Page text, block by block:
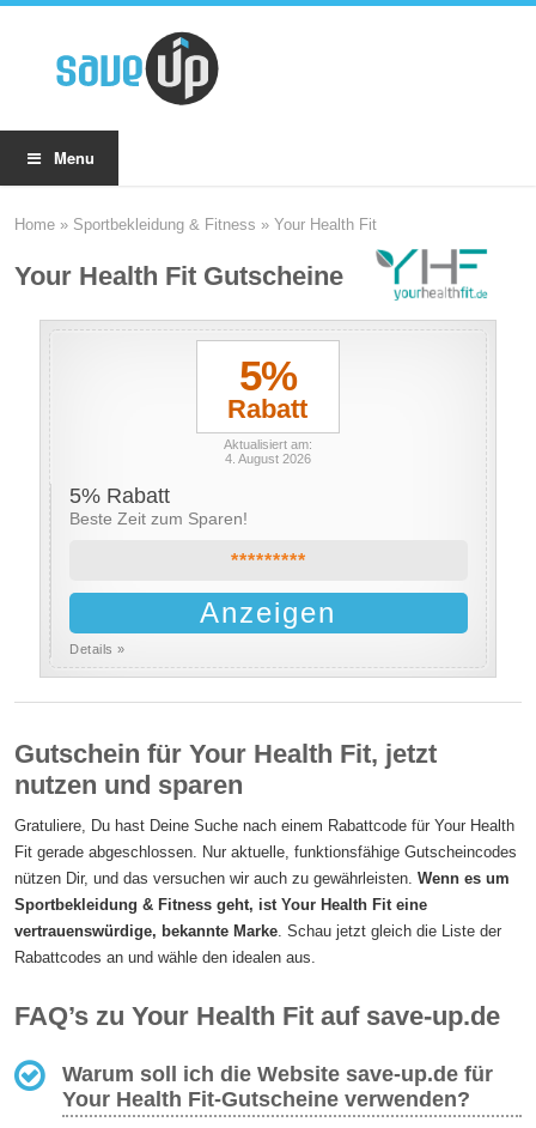
Menu
Home » Sportbekleidung & Fitness »Your Health Fit
Your Health Fit Gutscheine
5%
Rabatt
Aktualisiert am:
4. August 2026
5% Rabatt
Beste Zeit zum Sparen!
*********
Anzeigen
Details »
Gutschein für Your Health Fit, jetzt
nutzen und sparen
Gratuliere, Du hast Deine Suche nach einem Rabattcode für Your Health
Fit gerade abgeschlossen. Nur aktuelle, funktionsfähige Gutscheincodes
nützen Dir, und das versuchen wir auch zu gewährleisten.Wenn es um
Sportbekleidung & Fitness geht, ist Your Health Fit eine
vertrauenswürdige, bekannte Marke. Schau jetzt gleich die Liste der
Rabattcodes an und wähle den idealen aus.
FAQ’s zu Your Health Fit auf save-up.de
Warum soll ich die Website save-up.de für
Your Health Fit-Gutscheine verwenden?